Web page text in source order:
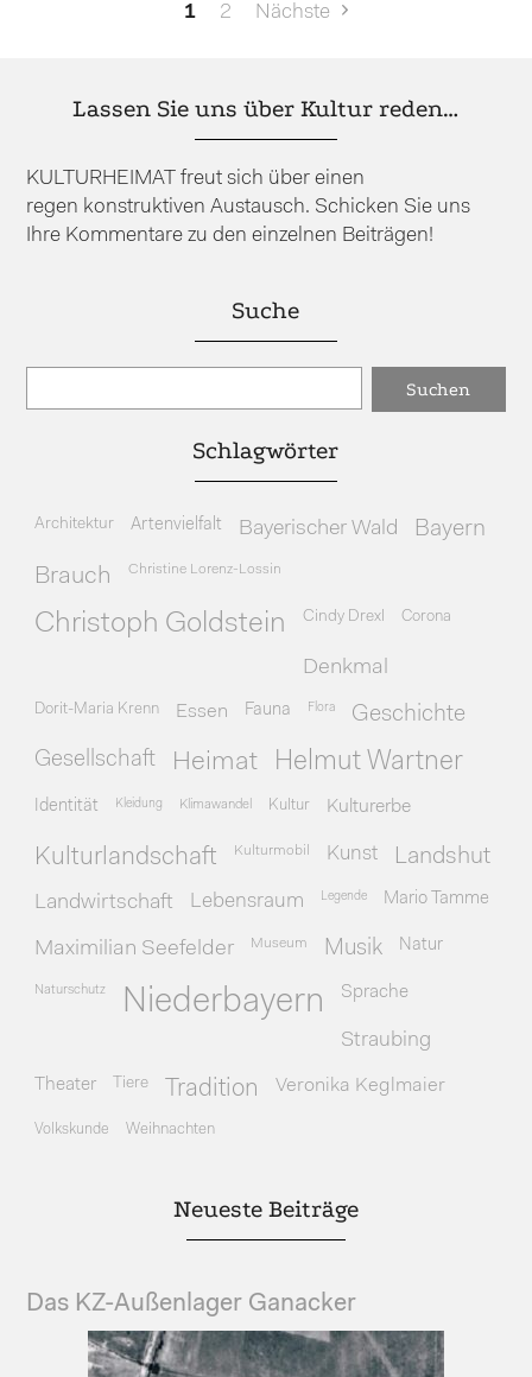
Seitennummerierung
Beiträge
1 2 Nächste
Lassen Sie uns über Kultur reden…
KULTURHEIMAT freut sich über einen
regen konstruktiven Austausch. Schicken Sie uns
Ihre Kommentare zu den einzelnen Beiträgen!
Suche
Schlagwörter
Architektur Artenvielfalt Bayerischer Wald Bayern
Brauch Christine Lorenz-Lossin
Christoph Goldstein Cindy Drexl Corona
Denkmal
Dorit-Maria Krenn Essen Fauna Flora Geschichte
Gesellschaft Heimat Helmut Wartner
Identität Kleidung Klimawandel Kultur Kulturerbe
Kulturlandschaft Kulturmobil Kunst Landshut
Landwirtschaft Lebensraum Legende Mario Tamme
Maximilian Seefelder Museum Musik Natur
Naturschutz Niederbayern Sprache
Straubing
Theater Tiere Tradition Veronika Keglmaier
Volkskunde Weihnachten
Neueste Beiträge
Das KZ-Außenlager Ganacker